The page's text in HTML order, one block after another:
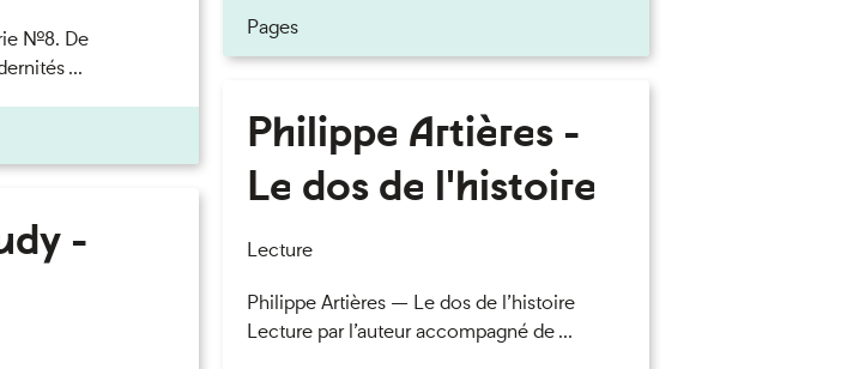
n°8. De
...
-
Pages
Philippe Artières -
Le dos de l'histoire
Lecture
Philippe Artières — Le dos de l’histoire
Lecture par l’auteur accompagné de ...